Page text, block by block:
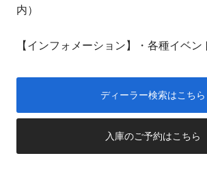
内）
【インフォメーション】・各種イベン
ディーラー検索はこちら
入庫のご予約はこちら